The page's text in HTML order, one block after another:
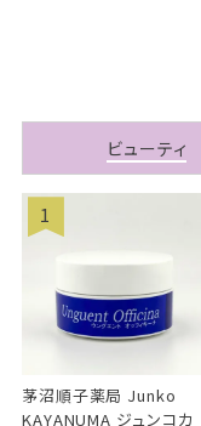
ビューティ
茅沼順子薬局 Junko
KAYANUMA ジュンコカ